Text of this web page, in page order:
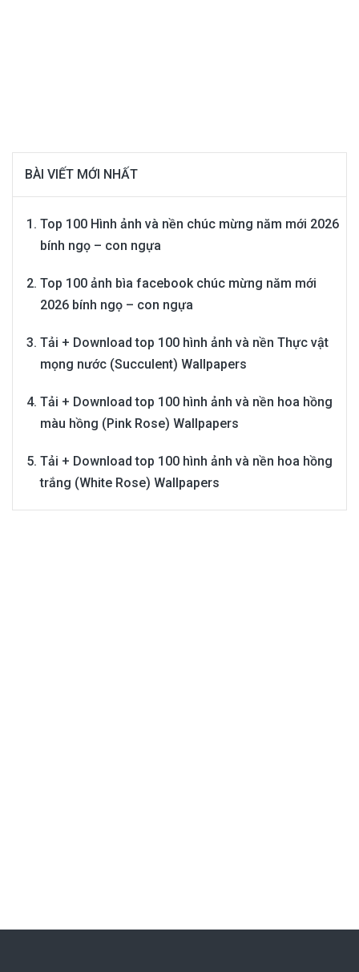
BÀI VIẾT MỚI NHẤT
Top 100 Hình ảnh và nền chúc mừng năm mới 2026
bính ngọ – con ngựa
Top 100 ảnh bìa facebook chúc mừng năm mới
2026 bính ngọ – con ngựa
Tải + Download top 100 hình ảnh và nền Thực vật
mọng nước (Succulent) Wallpapers
Tải + Download top 100 hình ảnh và nền hoa hồng
màu hồng (Pink Rose) Wallpapers
Tải + Download top 100 hình ảnh và nền hoa hồng
trắng (White Rose) Wallpapers